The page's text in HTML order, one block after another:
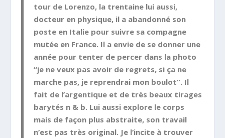
tour de Lorenzo, la trentaine lui aussi,
docteur en physique, il a abandonné son
poste en Italie pour suivre sa compagne
mutée en France. Il a envie de se donner une
année pour tenter de percer dans la photo
“je ne veux pas avoir de regrets, si ça ne
marche pas, je reprendrai mon boulot”. Il
fait de l’argentique et de très beaux tirages
barytés n & b. Lui aussi explore le corps
mais de façon plus abstraite, son travail
n’est pas très original. Je l’incite à trouver